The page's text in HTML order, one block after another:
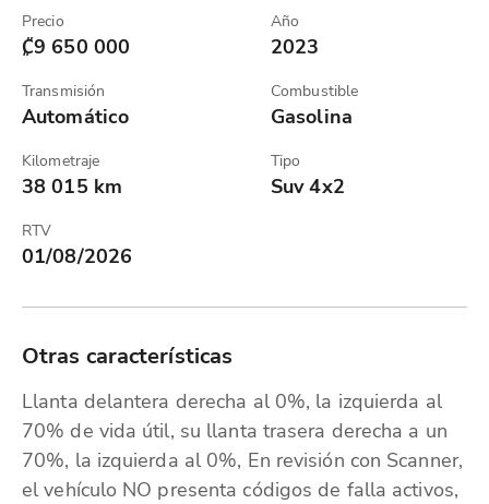
Precio
₡9 650 000
Año
2023
Transmisión
Automático
Combustible
Gasolina
Kilometraje
38 015 km
Tipo
Suv 4x2
RTV
01/08/2026
Otras características
Llanta delantera derecha al 0%, la izquierda al
70% de vida útil, su llanta trasera derecha a un
70%, la izquierda al 0%, En revisión con Scanner,
el vehículo NO presenta códigos de falla activos,